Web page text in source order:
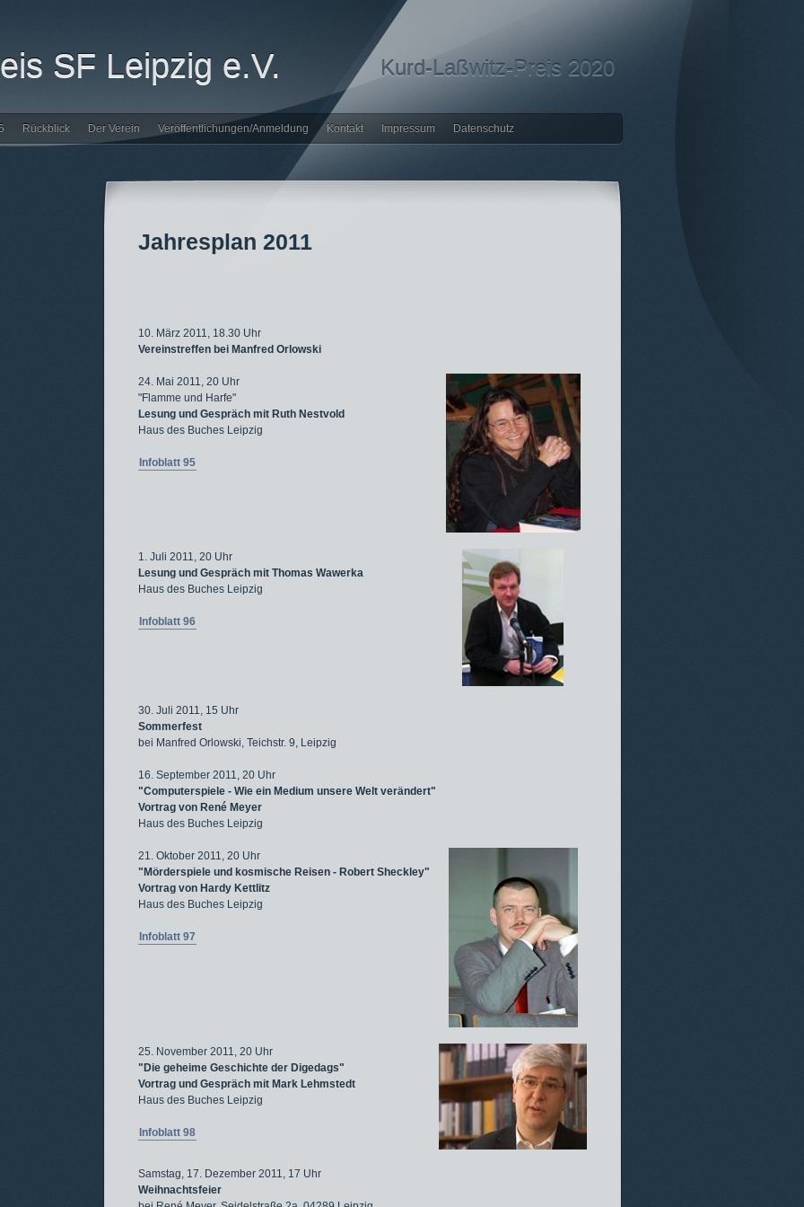
SF Leipzig e.V. Kurd-Laßwitz-Preis 2020
Rückblick Der Verein Veröffentlichungen/Anmeldung Kontakt Impressum Datenschutz
Jahresplan 2011
10. März 2011, 18.30 Uhr
Vereinstreffen bei Manfred Orlowski
24. Mai 2011, 20 Uhr
"Flamme und Harfe"
Lesung und Gespräch mit Ruth Nestvold
Haus des Buches Leipzig
Infoblatt 95
1. Juli 2011, 20 Uhr
Lesung und Gespräch mit Thomas Wawerka
Haus des Buches Leipzig
Infoblatt 96
30. Juli 2011, 15 Uhr
Sommerfest
bei Manfred Orlowski, Teichstr. 9, Leipzig
16. September 2011, 20 Uhr
"Computerspiele - Wie ein Medium unsere Welt verändert"
Vortrag von René Meyer
Haus des Buches Leipzig
21. Oktober 2011, 20 Uhr
"Mörderspiele und kosmische Reisen - Robert Sheckley"
Vortrag von Hardy Kettlitz
Haus des Buches Leipzig
Infoblatt 97
25. November 2011, 20 Uhr
"Die geheime Geschichte der Digedags"
Vortrag und Gespräch mit Mark Lehmstedt
Haus des Buches Leipzig
Infoblatt 98
Samstag, 17. Dezember 2011, 17 Uhr
Weihnachtsfeier